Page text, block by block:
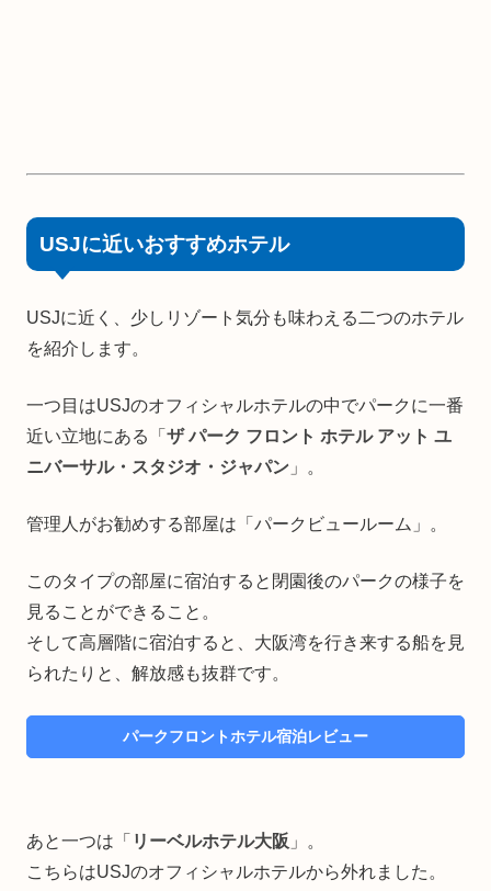
USJに近いおすすめホテル
USJに近く、少しリゾート気分も味わえる二つのホテル
を紹介します。
一つ目はUSJのオフィシャルホテルの中でパークに一番
近い立地にある「 ザ パーク フロント ホテル アット ユ
ニバーサル・スタジオ・ジャパン 」。
管理人がお勧めする部屋は「パークビュールーム」。
このタイプの部屋に宿泊すると閉園後のパークの様子を
見ることができること。
そして高層階に宿泊すると、大阪湾を行き来する船を見
られたりと、解放感も抜群です。
パークフロントホテル宿泊レビュー
あと一つは「 リーベルホテル大阪 」。
こちらはUSJのオフィシャルホテルから外れました。